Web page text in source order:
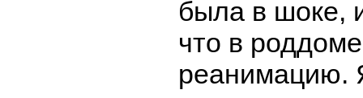
была в шоке,
что в
реанимацию.